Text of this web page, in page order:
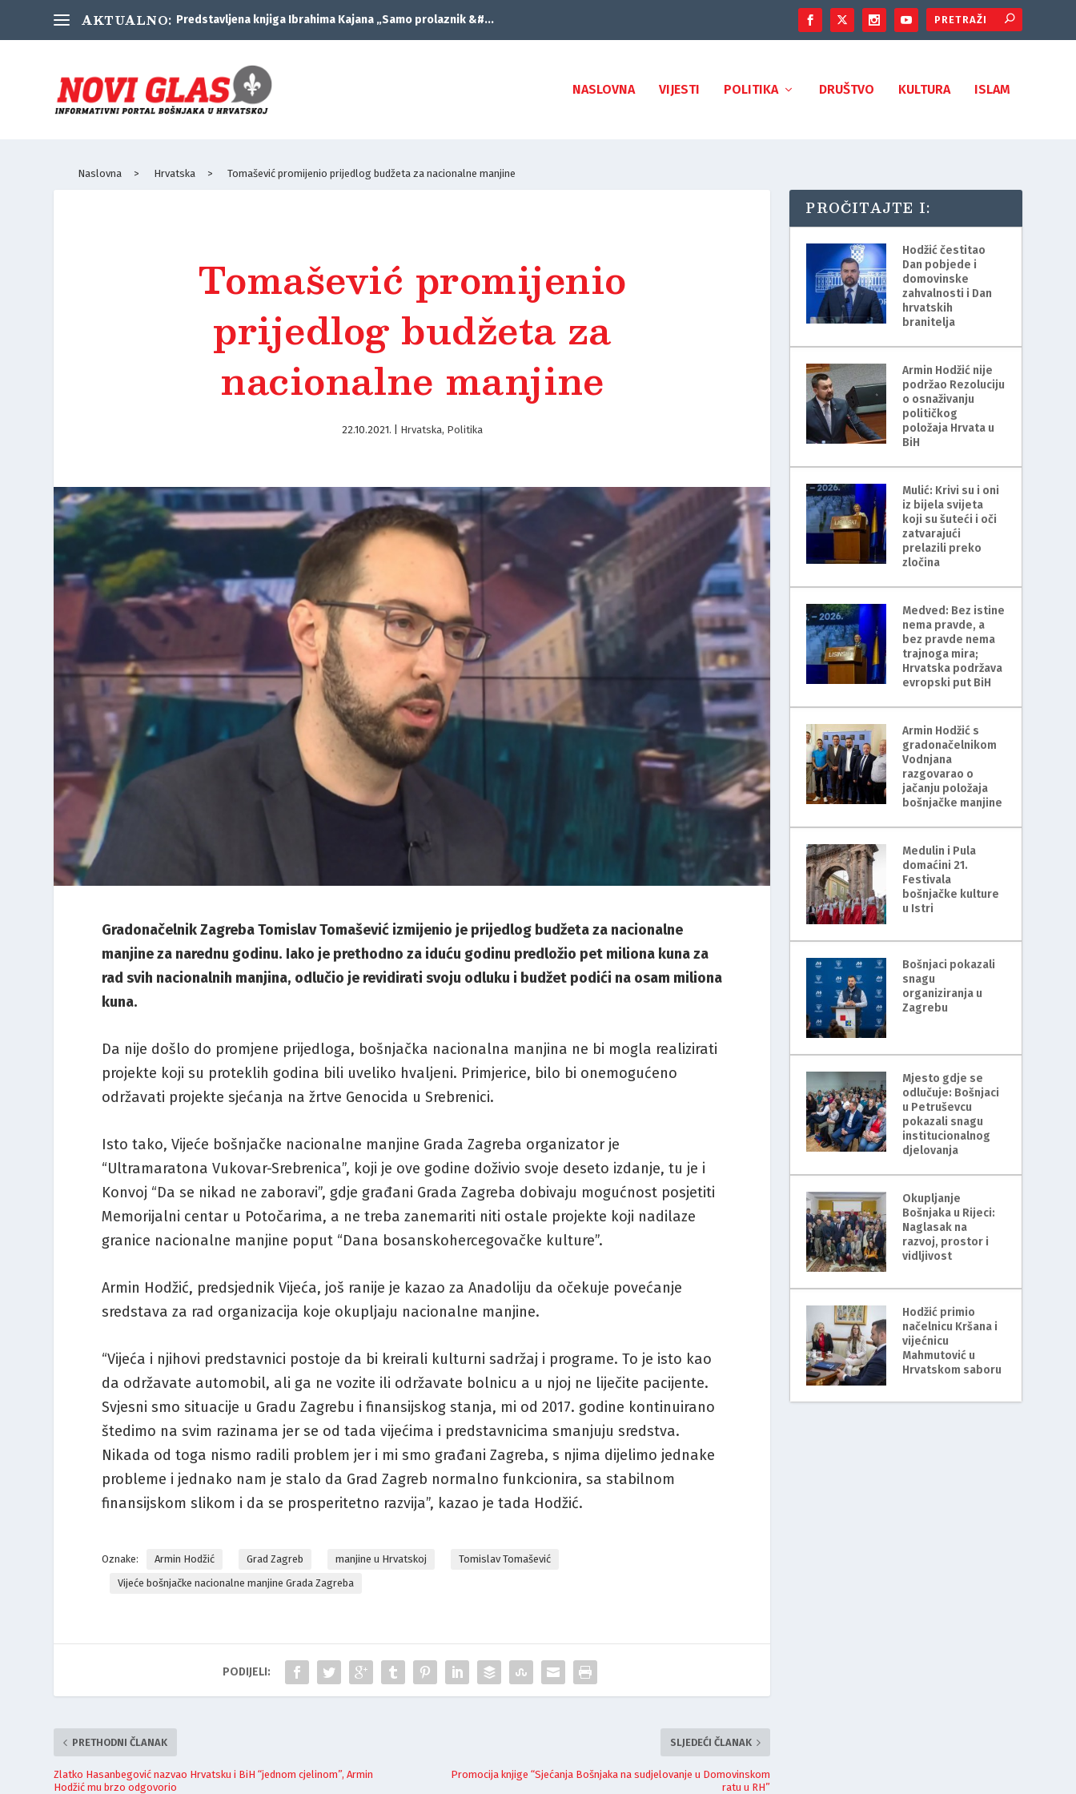
AKTUALNO: Predstavljena knjiga Ibrahima Kajana „Samo prolaznik &#...
NASLOVNA VIJESTI POLITIKA DRUŠTVO KULTURA ISLAM
Naslovna > Hrvatska > Tomašević promijenio prijedlog budžeta za nacionalne manjine
Tomašević promijenio
prijedlog budžeta za
nacionalne manjine
22.10.2021. Hrvatska, Politika
Gradonačelnik Zagreba Tomislav Tomašević izmijenio je prijedlog budžeta za nacionalne
manjine za narednu godinu. Iako je prethodno za iduću godinu predložio pet miliona kuna za
rad svih nacionalnih manjina, odlučio je revidirati svoju odluku i budžet podići na osam miliona
kuna.
Da nije došlo do promjene prijedloga, bošnjačka nacionalna manjina ne bi mogla realizirati
projekte koji su proteklih godina bili uveliko hvaljeni. Primjerice, bilo bi onemogućeno
održavati projekte sjećanja na žrtve Genocida u Srebrenici.
Isto tako, Vijeće bošnjačke nacionalne manjine Grada Zagreba organizator je
“Ultramaratona Vukovar-Srebrenica”, koji je ove godine doživio svoje deseto izdanje, tu je i
Konvoj “Da se nikad ne zaboravi”, gdje građani Grada Zagreba dobivaju mogućnost posjetiti
Memorijalni centar u Potočarima, a ne treba zanemariti niti ostale projekte koji nadilaze
granice nacionalne manjine poput “Dana bosanskohercegovačke kulture”.
Armin Hodžić, predsjednik Vijeća, još ranije je kazao za Anadoliju da očekuje povećanje
sredstava za rad organizacija koje okupljaju nacionalne manjine.
“Vijeća i njihovi predstavnici postoje da bi kreirali kulturni sadržaj i programe. To je isto kao
da održavate automobil, ali ga ne vozite ili održavate bolnicu a u njoj ne liječite pacijente.
Svjesni smo situacije u Gradu Zagrebu i finansijskog stanja, mi od 2017. godine kontinuirano
štedimo na svim razinama jer se od tada vijećima i predstavnicima smanjuju sredstva.
Nikada od toga nismo radili problem jer i mi smo građani Zagreba, s njima dijelimo jednake
probleme i jednako nam je stalo da Grad Zagreb normalno funkcionira, sa stabilnom
finansijskom slikom i da se prosperitetno razvija”, kazao je tada Hodžić.
Oznake: Armin Hodžić Grad Zagreb manjine u Hrvatskoj
Tomislav Tomašević
Vijeće bošnjačke nacionalne manjine Grada Zagreba
PODIJELI:
PRETHODNI ČLANAK
Zlatko Hasanbegović nazvao Hrvatsku i BiH “jednom cjelinom”, Armin
Hodžić mu brzo odgovorio
SLJEDEĆI ČLANAK
Promocija knjige “Sjećanja Bošnjaka na sudjelovanje u Domovinskom
ratu u RH”
PROČITAJTE I:
Hodžić čestitao
Dan pobjede i
domovinske
zahvalnosti i Dan
hrvatskih
branitelja
Armin Hodžić nije
podržao Rezoluciju
o osnaživanju
političkog
položaja Hrvata u
BiH
Mulić: Krivi su i oni
iz bijela svijeta
koji su šuteći i oči
zatvarajući
prelazili preko
zločina
Medved: Bez istine
nema pravde, a
bez pravde nema
trajnoga mira;
Hrvatska podržava
evropski put BiH
Armin Hodžić s
gradonačelnikom
Vodnjana
razgovarao o
jačanju položaja
bošnjačke manjine
Medulin i Pula
domaćini 21.
Festivala
bošnjačke kulture
u Istri
Bošnjaci pokazali
snagu
organiziranja u
Zagrebu
Mjesto gdje se
odlučuje: Bošnjaci
u Petruševcu
pokazali snagu
institucionalnog
djelovanja
Okupljanje
Bošnjaka u Rijeci:
Naglasak na
razvoj, prostor i
vidljivost
Hodžić primio
načelnicu Kršana i
vijećnicu
Mahmutović u
Hrvatskom saboru